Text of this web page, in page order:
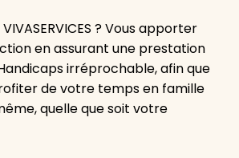
? Vous apporter
en assurant une prestation
Handicaps irréprochable, afin que
de votre temps en famille
quelle que soit votre